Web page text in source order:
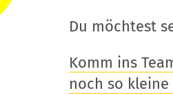
Du möchtest
Komm ins
noch so